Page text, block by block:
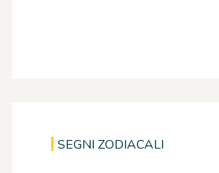
SEGNI ZODIACALI